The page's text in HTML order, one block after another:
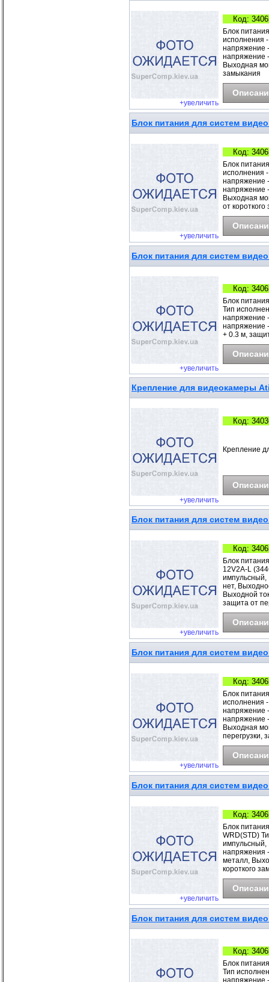
+увеличить
Код:
Блок
исполнения
напряжение
напряжение
Выходная
замыкания
Блок питания для систем
+увеличить
Код:
Блок
исполнения
напряжение
напряжение
Выходная
от
Блок питания для систем
+увеличить
Код:
Блок
Тип
напряжение
напряжение
+ 0.3 м,
Крепление для видеокамеры
+увеличить
Код:
Крепление
Блок питания для систем
+увеличить
Код:
Блок
12V2A-L
импульсный,
нет,
Выходной
защита от
Блок питания для систем
+увеличить
Код:
Блок
исполнения
напряжение
напряжение
Выходная
перегрузки,
Блок питания для систем
+увеличить
Код:
Блок
WRD(STD)
импульсный,
напряжения
металл,
короткого
Блок питания для систем
Код:
Блок
Тип
напряжение